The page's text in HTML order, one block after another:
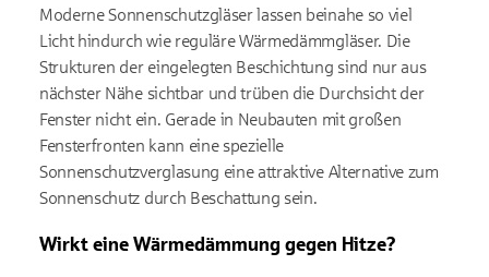
Moderne Sonnenschutzgläser lassen beinahe so viel
Licht hindurch wie reguläre Wärmedämmgläser. Die
Strukturen der eingelegten Beschichtung sind nur aus
nächster Nähe sichtbar und trüben die Durchsicht der
Fenster nicht ein. Gerade in Neubauten mit großen
Fensterfronten kann eine spezielle
Sonnenschutzverglasung eine attraktive Alternative zum
Sonnenschutz durch Beschattung sein.
Wirkt eine Wärmedämmung gegen Hitze?